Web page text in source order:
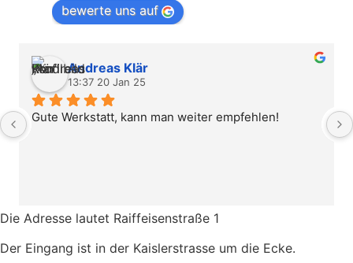
bewerte uns auf
Andreas Klär
13:37 20 Jan 25
Gute Werkstatt, kann man weiter empfehlen!
Die Adresse lautet Raiffeisenstraße 1
Der Eingang ist in der Kaislerstrasse um die Ecke.